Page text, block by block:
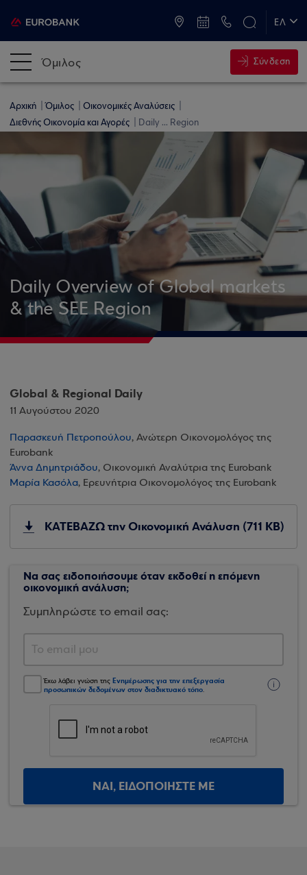
ΕΛ
Όμιλος Σύνδεση
Αρχική Όμιλος
Οικονομικές Αναλύσεις
Διεθνής Οικονομία και Αγορές
Daily ... Region
Daily Overview of Global markets
& the SEE Region
Global & Regional Daily
11 Αυγούστου 2020
Παρασκευή Πετροπούλου, Ανώτερη Οικονομολόγος της
Eurobank
Άννα Δημητριάδου, Οικονομική Αναλύτρια της Eurobank
Μαρία Κασόλα, Ερευνήτρια Οικονομολόγος της Eurobank
ΚΑΤΕΒΑΖΩ την Οικονομική Ανάλυση (711 KB)
Να σας ειδοποιήσουμε όταν εκδοθεί η επόμενη
οικονομική ανάλυση;
Συμπληρώστε το email σας:
Έχω λάβει γνώση της Ενημέρωσης για την επεξεργασία
προσωπικών δεδομένων στον διαδικτυακό τόπο.
ΝΑΙ, ΕΙΔΟΠΟΙΗΣΤΕ ΜΕ